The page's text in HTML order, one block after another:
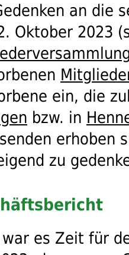
an die
Oktober 2023 (
ein, die
bzw. in
erhoben
zu
war es Zeit für